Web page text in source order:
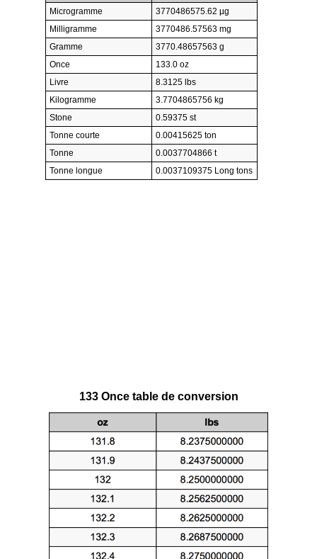
Microgramme
3770486575.62 µg
Milligramme
3770486.57563 mg
Gramme
3770.48657563 g
Once
133.0 oz
Livre
8.3125 lbs
Kilogramme
3.7704865756 kg
Stone
0.59375 st
Tonne courte
0.00415625 ton
Tonne
0.0037704866 t
Tonne longue
0.0037109375 Long tons
133 Once table de conversion